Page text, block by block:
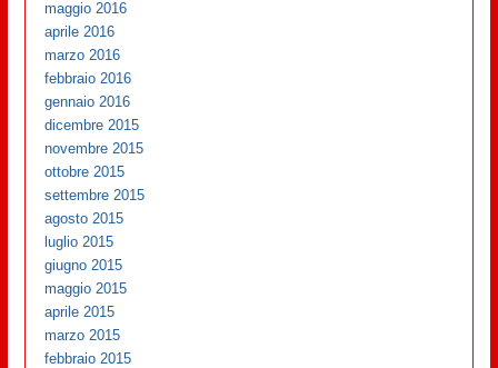
maggio 2016
aprile 2016
marzo 2016
febbraio 2016
gennaio 2016
dicembre 2015
novembre 2015
ottobre 2015
settembre 2015
agosto 2015
luglio 2015
giugno 2015
maggio 2015
aprile 2015
marzo 2015
febbraio 2015